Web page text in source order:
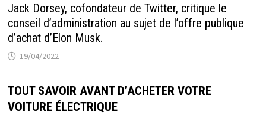
Jack Dorsey, cofondateur de Twitter, critique le
conseil d’administration au sujet de l’offre publique
d’achat d’Elon Musk.
19/04/2022
TOUT SAVOIR AVANT D’ACHETER VOTRE
VOITURE ÉLECTRIQUE